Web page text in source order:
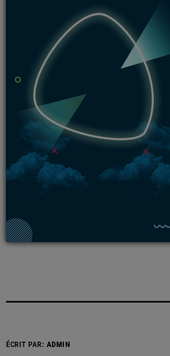
ÉCRIT PAR: ADMIN